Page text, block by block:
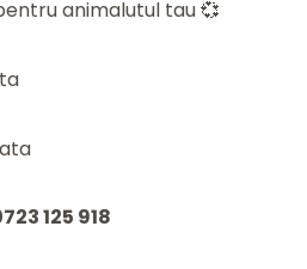
animalutul tau 💞
125 918